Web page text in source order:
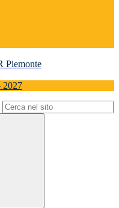
Piemonte
2027